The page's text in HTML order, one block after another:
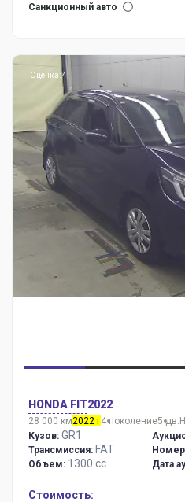
Санкционный авто
Оценка: 4
HONDA FIT2022
28 000 км2022 г4 поколение5 дв.
Кузов: GR1
Трансмиссия: FAT
Объем: 1300 сс
Номер
Дата
Стоимость: